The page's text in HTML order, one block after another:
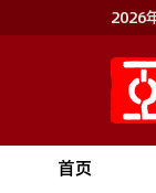
2026
首页